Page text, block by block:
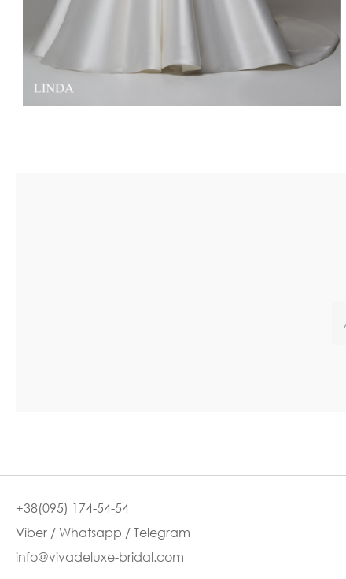
+38(095) 174-54-54
Viber / Whatsapp / Telegram
info@vivadeluxe-bridal.com